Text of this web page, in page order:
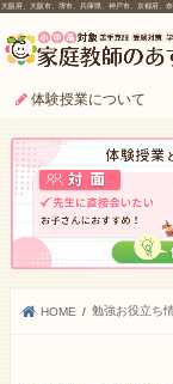
大阪府、大阪市、堺市、兵庫県、神戸市、京都府、
体験授業について
HOME 勉強お役立ち